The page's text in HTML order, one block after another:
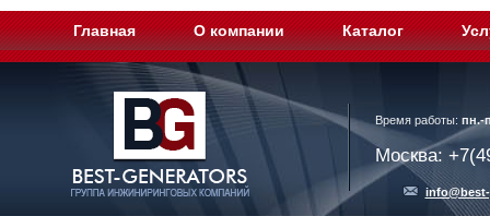
Главная О компании Каталог
Время работы: пн.-
Москва: